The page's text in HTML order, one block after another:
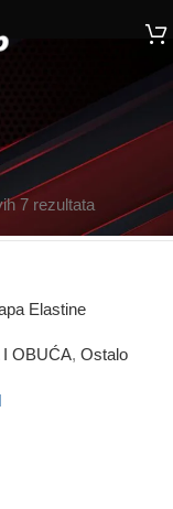
7 rezultata
Elastine
OBUĆA, Ostalo